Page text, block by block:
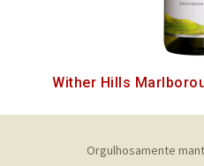
Wither Hills
Orgulhosamente